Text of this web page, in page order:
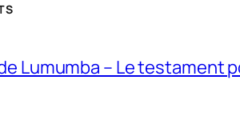
Lumumba – Le